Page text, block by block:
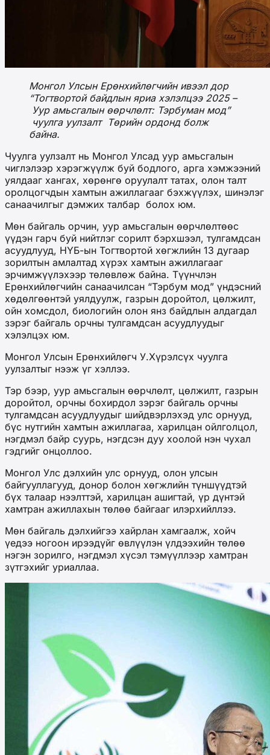
Монгол Улсын Ерөнхийлөгчийн ивээл дор
“Тогтвортой байдлын яриа хэлэлцээ 2025 –
Уур амьсгалын өөрчлөлт: Тэрбуман мод”
чуулга уулзалт Төрийн ордонд болж
байна.
Чуулга уулзалт нь Монгол Улсад уур амьсгалын
чиглэлээр хэрэгжүүлж буй бодлого, арга хэмжээний
уялдааг хангах, хөрөнгө оруулалт татах, олон талт
оролцогчдын хамтын ажиллагааг бэхжүүлэх, шинэлэг
санаачилгыг дэмжих талбар болох юм.
Мөн байгаль орчин, уур амьсгалын өөрчлөлтөөс
үүдэн гарч буй нийтлэг сорилт бэрхшээл, тулгамдсан
асуудлууд, НҮБ-ын Тогтвортой хөгжлийн 13 дугаар
зорилтын амлалтад хүрэх хамтын ажиллагааг
эрчимжүүлэхээр төлөвлөж байна. Түүнчлэн
Ерөнхийлөгчийн санаачилсан “Тэрбум мод” үндэсний
хөдөлгөөнтэй уялдуулж, газрын доройтол, цөлжилт,
ойн хомсдол, биологийн олон янз байдлын алдагдал
зэрэг байгаль орчны тулгамдсан асуудлуудыг
хэлэлцэх юм.
Монгол Улсын Ерөнхийлөгч У.Хүрэлсүх чуулга
уулзалтыг нээж үг хэллээ.
Тэр бээр, уур амьсгалын өөрчлөлт, цөлжилт, газрын
доройтол, орчны бохирдол зэрэг байгаль орчны
тулгамдсан асуудлуудыг шийдвэрлэхэд улс орнууд,
бүс нутгийн хамтын ажиллагаа, харилцан ойлголцол,
нэгдмэл байр суурь, нэгдсэн дуу хоолой нэн чухал
гэдгийг онцоллоо.
Монгол Улс дэлхийн улс орнууд, олон улсын
байгууллагууд, донор болон хөгжлийн түншүүдтэй
бүх талаар нээлттэй, харилцан ашигтай, үр дүнтэй
хамтран ажиллахын төлөө байгааг илэрхийллээ.
Мөн байгаль дэлхийгээ хайрлан хамгаалж, хойч
үедээ ногоон ирээдүйг өвлүүлэн үлдээхийн төлөө
нэгэн зорилго, нэгдмэл хүсэл тэмүүллээр хамтран
зүтгэхийг уриаллаа.